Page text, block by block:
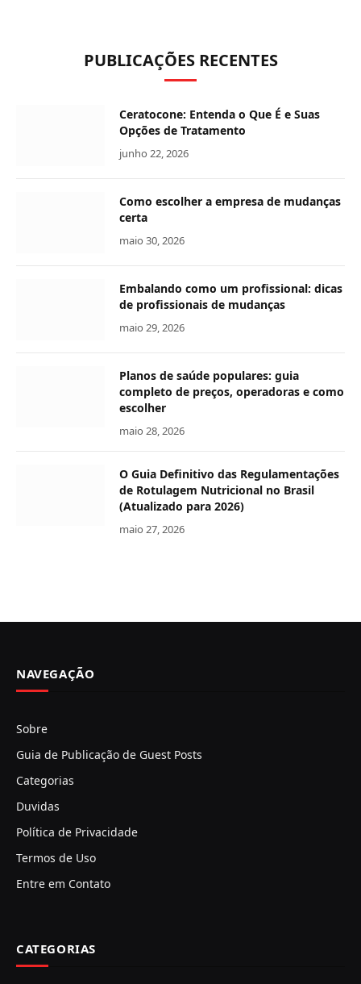
PUBLICAÇÕES RECENTES
Ceratocone: Entenda o Que É e Suas
Opções de Tratamento
junho 22, 2026
Como escolher a empresa de mudanças
certa
maio 30, 2026
Embalando como um profissional: dicas
de profissionais de mudanças
maio 29, 2026
Planos de saúde populares: guia
completo de preços, operadoras e como
escolher
maio 28, 2026
O Guia Definitivo das Regulamentações
de Rotulagem Nutricional no Brasil
(Atualizado para 2026)
maio 27, 2026
NAVEGAÇÃO
Sobre
Guia de Publicação de Guest Posts
Categorias
Duvidas
Política de Privacidade
Termos de Uso
Entre em Contato
CATEGORIAS